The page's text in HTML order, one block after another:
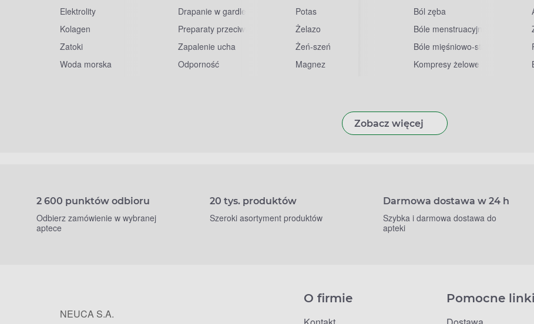
Elektrolity
Kolagen
Zatoki
Woda morska
Drapanie w gardle
Preparaty przeciwwirusowe
Zapalenie ucha
Odporność
Potas
Żelazo
Żeń-szeń
Magnez
Ból zęba
Bóle menstruacyjne
Bóle mięśniowo-stawowe
Kompresy żelowe
Zobacz więcej
2 600 punktów odbioru
Odbierz zamówienie w wybranej
aptece
20 tys. produktów
Szeroki asortyment produktów
Darmowa dostawa w 24 h
Szybka i darmowa dostawa do
apteki
NEUCA S.A.
O firmie Pomocne linki